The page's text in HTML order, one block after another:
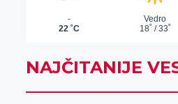
NAJČITANIJE